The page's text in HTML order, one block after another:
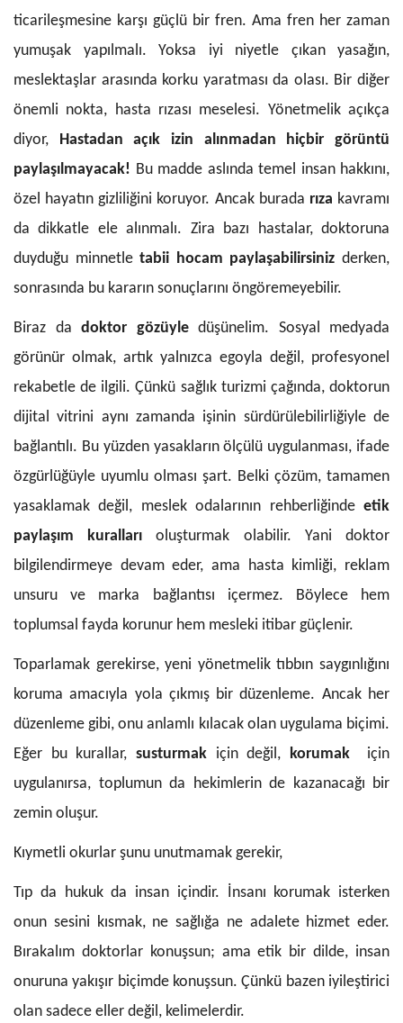
ticarileşmesine karşı güçlü bir fren. Ama fren her zaman
yumuşak yapılmalı. Yoksa iyi niyetle çıkan yasağın,
meslektaşlar arasında korku yaratması da olası. Bir diğer
önemli nokta, hasta rızası meselesi. Yönetmelik açıkça
diyor, Hastadan açık izin alınmadan hiçbir görüntü
paylaşılmayacak! Bu madde aslında temel insan hakkını,
özel hayatın gizliliğini koruyor. Ancak burada rıza kavramı
da dikkatle ele alınmalı. Zira bazı hastalar, doktoruna
duyduğu minnetletabii hocam paylaşabilirsiniz derken,
sonrasında bu kararın sonuçlarını öngöremeyebilir.
Biraz da doktor gözüyledüşünelim. Sosyal medyada
görünür olmak, artık yalnızca egoyla değil, profesyonel
rekabetle de ilgili. Çünkü sağlık turizmi çağında, doktorun
dijital vitrini aynı zamanda işinin sürdürülebilirliğiyle de
bağlantılı. Bu yüzden yasakların ölçülü uygulanması, ifade
özgürlüğüyle uyumlu olması şart. Belki çözüm, tamamen
yasaklamak değil, meslek odalarının rehberliğinde etik
paylaşım kuralları oluşturmak olabilir. Yani doktor
bilgilendirmeye devam eder, ama hasta kimliği, reklam
unsuru ve marka bağlantısı içermez. Böylece hem
toplumsal fayda korunur hem mesleki itibar güçlenir.
Toparlamak gerekirse, yeni yönetmelik tıbbın saygınlığını
koruma amacıyla yola çıkmış bir düzenleme. Ancak her
düzenleme gibi, onu anlamlı kılacak olan uygulama biçimi.
Eğer bu kurallar, susturmakiçin değil, korumak
için
uygulanırsa, toplumun da hekimlerin de kazanacağı bir
zemin oluşur.
Kıymetli okurlar şunu unutmamak gerekir,
Tıp da hukuk da insan içindir. İnsanı korumak isterken
onun sesini kısmak, ne sağlığa ne adalete hizmet eder.
Bırakalım doktorlar konuşsun; ama etik bir dilde, insan
onuruna yakışır biçimde konuşsun. Çünkü bazen iyileştirici
olan sadece eller değil, kelimelerdir.